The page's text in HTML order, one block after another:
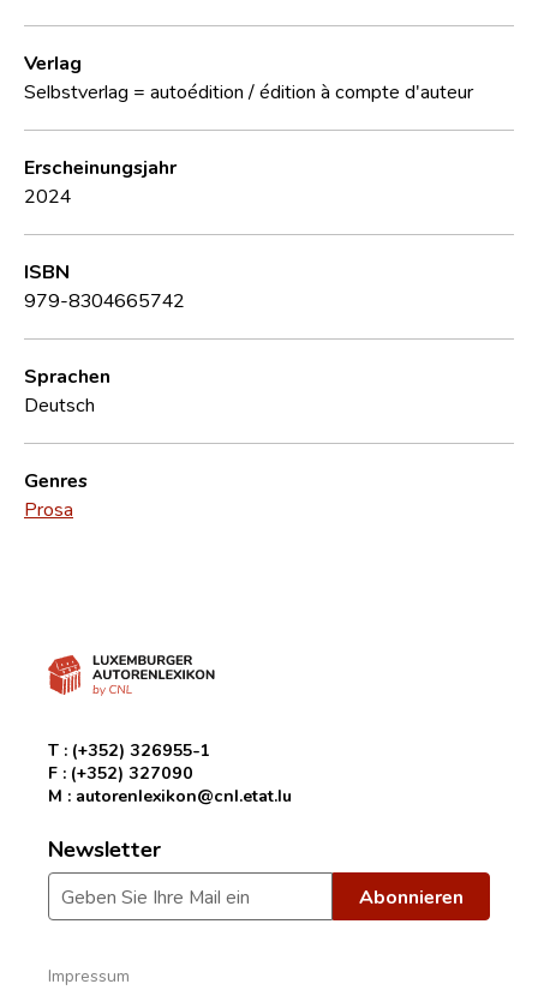
Verlag
Selbstverlag = autoédition / édition à compte d'auteur
Erscheinungsjahr
2024
ISBN
979-8304665742
Sprachen
Deutsch
Genres
Prosa
T : (+352) 326955-1
F : (+352) 327090
M : autorenlexikon@cnl.etat.lu
Newsletter
Impressum